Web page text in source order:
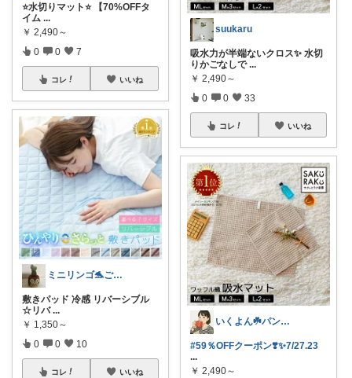
⭐️水切りマット⭐️ 【70%OFFタ
イム ...
￥ 2,490～
0 0 7
コレ いいね
ミニリンゴ🐬ご縁に感謝🌻ありがとう
敷きパッド 冷感 リバーシブル
☆リバ ...
￥ 1,350～
0 0 10
コレ いいね
suukaru
吸水力が半端ないクロス✨ 水切
りかごなしで ...
￥ 2,490～
0 0 33
コレ いいね
いくよん☘️パンのある暮らし✨
#59％OFFクーポン❣️✨7/27.23
...
￥ 2,490～